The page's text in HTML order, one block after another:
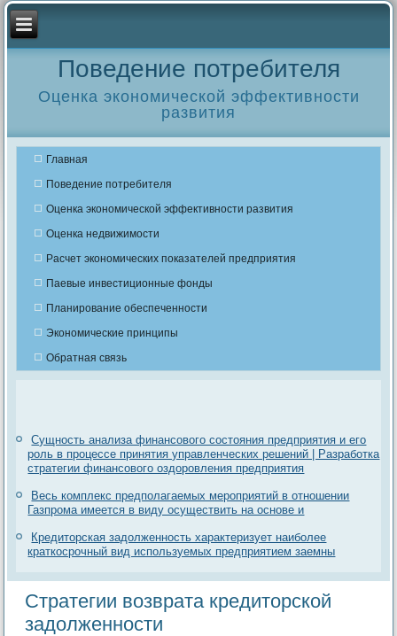
Поведение потребителя
Оценка экономической эффективности
развития
Главная
Поведение потребителя
Оценка экономической эффективности развития
Оценка недвижимости
Расчет экономических показателей предприятия
Паевые инвестиционные фонды
Планирование обеспеченности
Экономические принципы
Обратная связь
Сущность анализа финансового состояния предприятия и его
роль в процессе принятия управленческих решений | Разработка
стратегии финансового оздоровления предприятия
Весь комплекс предполагаемых мероприятий в отношении
Газпрома имеется в виду осуществить на основе и
Кредиторская задолженность характеризует наиболее
краткосрочный вид используемых предприятием заемны
Стратегии возврата кредиторской
задолженности